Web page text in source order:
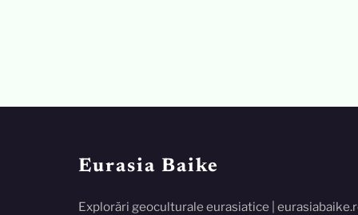
Eurasia Baike
Explorări geoculturale eurasiatice |